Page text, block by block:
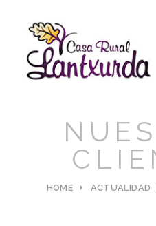
HOME ACTUALIDAD